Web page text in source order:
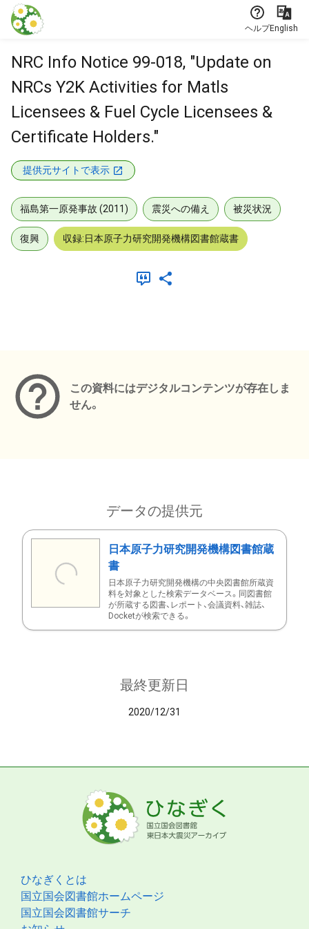
本文に飛ぶ
ヘルプEnglish
NRC Info Notice 99-018, "Update on
NRCs Y2K Activities for Matls
Licensees & Fuel Cycle Licensees &
Certificate Holders."
提供元サイトで表示
福島第一原発事故 (2011) 震災への備え 被災状況
復興 収録:日本原子力研究開発機構図書館蔵書
この資料にはデジタルコンテンツが存在しま
せん。
データの提供元
日本原子力研究開発機構図書館蔵
書
日本原子力研究開発機構の中央図書館所蔵資
料を対象とした検索データベース。同図書館
が所蔵する図書、レポート、会議資料、雑誌、
Docketが検索できる。
最終更新日
2020/12/31
ひなぎくとは
国立国会図書館ホームページ
国立国会図書館サーチ